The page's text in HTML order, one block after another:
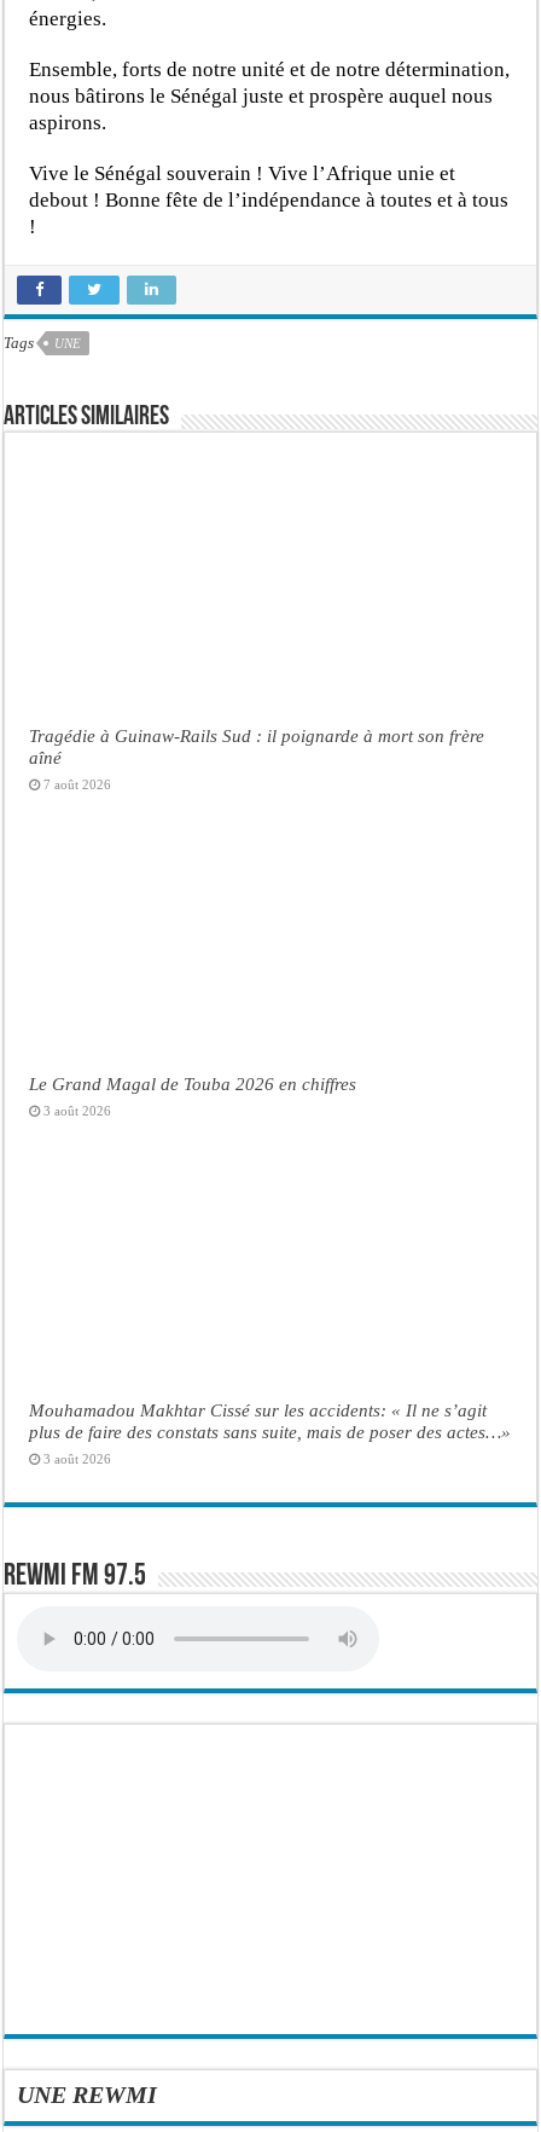
énergies.
Ensemble, forts de notre unité et de notre détermination,
nous bâtirons le Sénégal juste et prospère auquel nous
aspirons.
Vive le Sénégal souverain ! Vive l’Afrique unie et
debout ! Bonne fête de l’indépendance à toutes et à tous
!
Tags UNE
Articles similaires
Tragédie à Guinaw-Rails Sud : il poignarde à mort son frère
aîné
7 août 2026
Le Grand Magal de Touba 2026 en chiffres
3 août 2026
Mouhamadou Makhtar Cissé sur les accidents: « Il ne s’agit
plus de faire des constats sans suite, mais de poser des actes…»
3 août 2026
Rewmi FM 97.5
UNE REWMI